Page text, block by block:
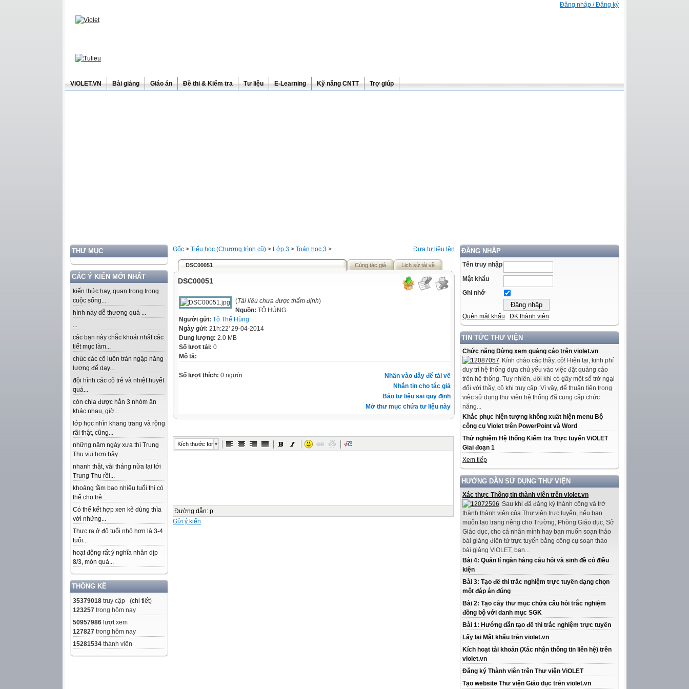
Đăng nhập / Đăng ký
ViOLET.VN Bài giảng Giáo án Đề thi & Kiểm tra Tư liệu E-Learning Kỹ năng CNTT Trợ giúp
THƯ MỤC
CÁC Ý KIẾN MỚI NHẤT
kiến thức hay, quan trọng trong
cuộc sống...
hình này dễ thương quá ...
...
các bạn này chắc khoái nhất các
tiết mục làm...
chúc các cô luôn tràn ngập năng
lượng để dạy...
đội hình các cô trẻ và nhiệt huyết
quá...
còn chia được hẳn 3 nhóm ăn
khác nhau, giờ...
lớp học nhìn khang trang và rộng
rãi thật, cũng...
những năm ngày xưa thì Trung
Thu vui hơn bây...
nhanh thật, vài tháng nữa lại tới
Trung Thu rồi...
khoảng tầm bao nhiêu tuổi thì có
thể cho trẻ...
Có thể kết hợp xen kẽ dùng thìa
với những...
Thực ra ở độ tuổi nhỏ hơn là 3-4
tuổi...
hoạt động rất ý nghĩa nhân dịp
8/3, món quà...
THỐNG KÊ
35379018 truy cập (chi tiết)
123257 trong hôm nay
50957986 lượt xem
127827 trong hôm nay
15281534 thành viên
ĐĂNG NHẬP
Tên truy nhập
Mật khẩu
Ghi nhớ
Quên mật khẩu ĐK thành viên
TIN TỨC THƯ VIỆN
Chức năng Dừng xem quảng cáo trên violet.vn
Kính chào các thầy, cô! Hiện tại, kinh phí
duy trì hệ thống dựa chủ yếu vào việc đặt quảng cáo
trên hệ thống. Tuy nhiên, đôi khi có gây một số trở ngại
đối với thầy, cô khi truy cập. Vì vậy, để thuận tiện trong
việc sử dụng thư viện hệ thống đã cung cấp chức
năng...
Khắc phục hiện tượng không xuất hiện menu Bộ
công cụ Violet trên PowerPoint và Word
Thử nghiệm Hệ thống Kiểm tra Trực tuyến ViOLET
Giai đoạn 1
Xem tiếp
HƯỚNG DẪN SỬ DỤNG THƯ VIỆN
Xác thực Thông tin thành viên trên violet.vn
Sau khi đã đăng ký thành công và trở
thành thành viên của Thư viện trực tuyến, nếu bạn
muốn tạo trang riêng cho Trường, Phòng Giáo dục, Sở
Giáo dục, cho cá nhân mình hay bạn muốn soạn thảo
bài giảng điện tử trực tuyến bằng công cụ soạn thảo
bài giảng ViOLET, bạn...
Bài 4: Quản lí ngân hàng câu hỏi và sinh đề có điều
kiện
Bài 3: Tạo đề thi trắc nghiệm trực tuyến dạng chọn
một đáp án đúng
Bài 2: Tạo cây thư mục chứa câu hỏi trắc nghiệm
đồng bộ với danh mục SGK
Bài 1: Hướng dẫn tạo đề thi trắc nghiệm trực tuyến
Lấy lại Mật khẩu trên violet.vn
Kích hoạt tài khoản (Xác nhận thông tin liên hệ) trên
violet.vn
Đăng ký Thành viên trên Thư viện ViOLET
Tạo website Thư viện Giáo dục trên violet.vn
Đưa tư liệu lên
Gốc > Tiểu học (Chương trình cũ) > Lớp 3 > Toán học 3 >
DSC00051 Cùng tác giả Lịch sử tải về
DSC00051
(Tài liệu chưa được thẩm định)
Nguồn: TÔ HÙNG
Người gửi: Tô Thế Hùng
Ngày gửi: 21h:22' 29-04-2014
Dung lượng: 2.0 MB
Số lượt tải: 0
Mô tả:
Nhấn vào đây để tải về
Nhắn tin cho tác giả
Báo tư liệu sai quy định
Mở thư mục chứa tư liệu này
Số lượt thích: 0 người
Kích thước font
Đường dẫn: p
Gửi ý kiến